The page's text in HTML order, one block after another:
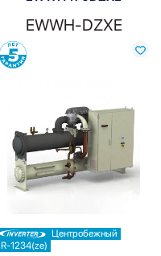
EWWH-DZXE
Сравнить
Центробежный
R-1234(ze)